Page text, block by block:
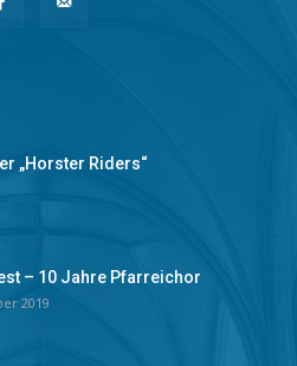
„Horster Riders“
– 10 Jahre Pfarreichor
2019